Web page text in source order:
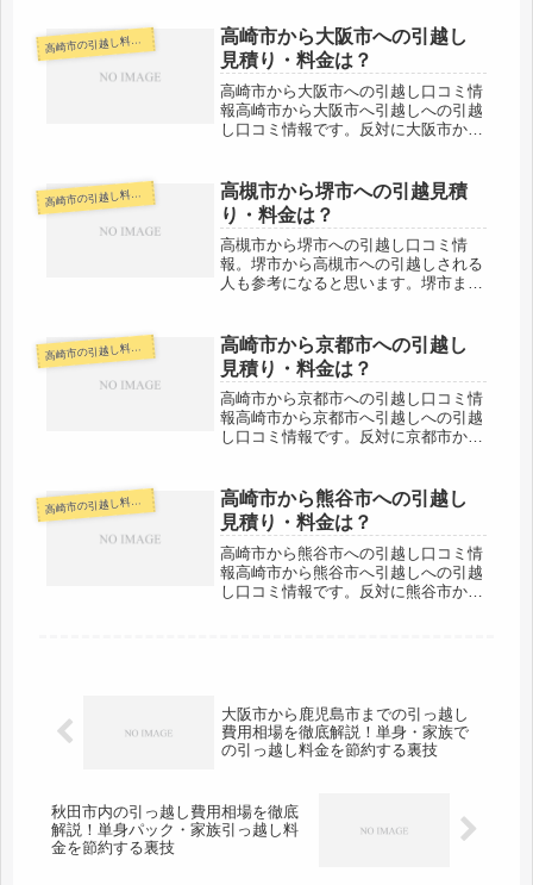
の引越しになります。格安の業者さん
などが多いと思いますので、複数社か
ら...
高崎市の引越し料金・代金相場・見積り情報
高崎市から大阪市への引越し
見積り・料金は？
高崎市から大阪市への引越し口コミ情
報高崎市から大阪市へ引越しへの引越
し口コミ情報です。反対に大阪市から
は約480kmとかなりの長距離になりま
す。片道で6時間は最低でもかかる...
高崎市の引越し料金・代金相場・見積り情報
高槻市から堺市への引越見積
り・料金は？
高槻市から堺市への引越し口コミ情
報。堺市から高槻市への引越しされる
人も参考になると思います。堺市まで
値段も格安の引越し会社さんが多いと
思いますので、なるべく多くの会社か
ら...
高崎市の引越し料金・代金相場・見積り情報
高崎市から京都市への引越し
見積り・料金は？
高崎市から京都市への引越し口コミ情
報高崎市から京都市へ引越しへの引越
し口コミ情報です。反対に京都市から
は約430kmとかなりの長距離になりま
す。片道で5時間は最低でもかかる...
高崎市の引越し料金・代金相場・見積り情報
高崎市から熊谷市への引越し
見積り・料金は？
高崎市から熊谷市への引越し口コミ情
報高崎市から熊谷市へ引越しへの引越
し口コミ情報です。反対に熊谷市から
大阪市から鹿児島市までの引っ越し
費用相場を徹底解説！単身・家族で
の引っ越し料金を節約する裏技
秋田市内の引っ越し費用相場を徹底
解説！単身パック・家族引っ越し料
金を節約する裏技